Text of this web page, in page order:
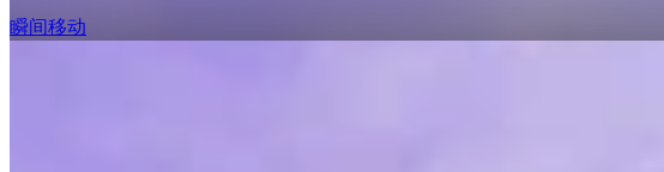
瞬间移动